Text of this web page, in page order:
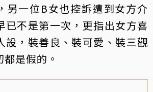
另一位B女也控訴遭到女方介
已不是第一次，更指出女方喜
設，裝善良、裝可愛、裝三觀
是假的。